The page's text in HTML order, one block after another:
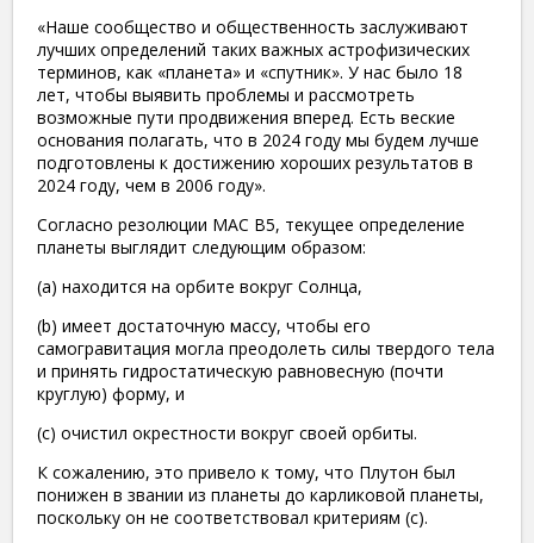
«Наше сообщество и общественность заслуживают
лучших определений таких важных астрофизических
терминов, как «планета» и «спутник». У нас было 18
лет, чтобы выявить проблемы и рассмотреть
возможные пути продвижения вперед. Есть веские
основания полагать, что в 2024 году мы будем лучше
подготовлены к достижению хороших результатов в
2024 году, чем в 2006 году».
Согласно резолюции МАС B5, текущее определение
планеты выглядит следующим образом:
(a) находится на орбите вокруг Солнца,
(b) имеет достаточную массу, чтобы его
самогравитация могла преодолеть силы твердого тела
и принять гидростатическую равновесную (почти
круглую) форму, и
(c) очистил окрестности вокруг своей орбиты.
К сожалению, это привело к тому, что Плутон был
понижен в звании из планеты до карликовой планеты,
поскольку он не соответствовал критериям (c).